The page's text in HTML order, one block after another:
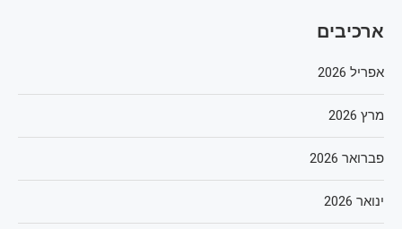
ארכיבים
אפריל 2026
מרץ 2026
פברואר 2026
ינואר 2026